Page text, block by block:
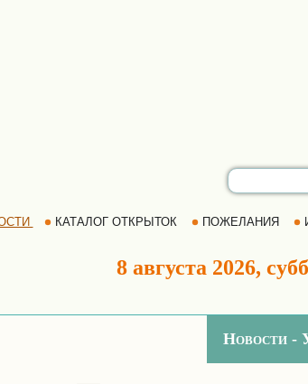
КАТАЛОГ ОТКРЫТОК ПОЖЕЛАНИЯ
8 августа 2026,
Новости -